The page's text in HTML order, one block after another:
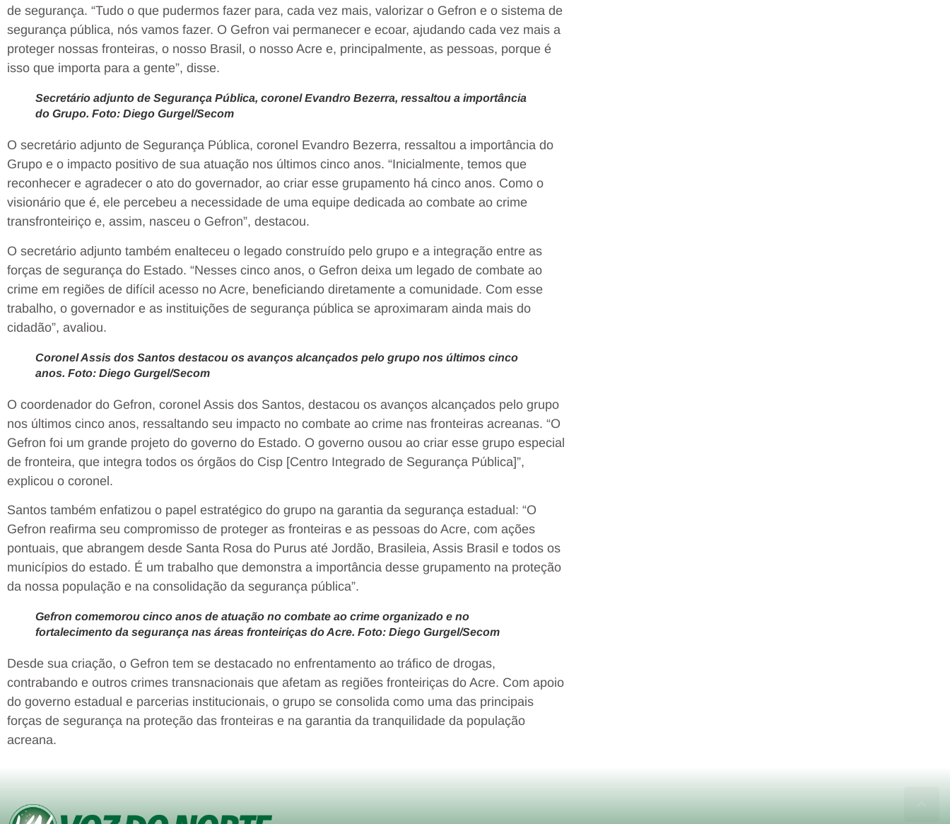
de segurança. “Tudo o que pudermos fazer para, cada vez mais, valorizar o Gefron e o sistema de
segurança pública, nós vamos fazer. O Gefron vai permanecer e ecoar, ajudando cada vez mais a
proteger nossas fronteiras, o nosso Brasil, o nosso Acre e, principalmente, as pessoas, porque é
isso que importa para a gente”, disse.
Secretário adjunto de Segurança Pública, coronel Evandro Bezerra, ressaltou a importância
do Grupo. Foto: Diego Gurgel/Secom
O secretário adjunto de Segurança Pública, coronel Evandro Bezerra, ressaltou a importância do
Grupo e o impacto positivo de sua atuação nos últimos cinco anos. “Inicialmente, temos que
reconhecer e agradecer o ato do governador, ao criar esse grupamento há cinco anos. Como o
visionário que é, ele percebeu a necessidade de uma equipe dedicada ao combate ao crime
transfronteiriço e, assim, nasceu o Gefron”, destacou.
O secretário adjunto também enalteceu o legado construído pelo grupo e a integração entre as
forças de segurança do Estado. “Nesses cinco anos, o Gefron deixa um legado de combate ao
crime em regiões de difícil acesso no Acre, beneficiando diretamente a comunidade. Com esse
trabalho, o governador e as instituições de segurança pública se aproximaram ainda mais do
cidadão”, avaliou.
Coronel Assis dos Santos destacou os avanços alcançados pelo grupo nos últimos cinco
anos. Foto: Diego Gurgel/Secom
O coordenador do Gefron, coronel Assis dos Santos, destacou os avanços alcançados pelo grupo
nos últimos cinco anos, ressaltando seu impacto no combate ao crime nas fronteiras acreanas. “O
Gefron foi um grande projeto do governo do Estado. O governo ousou ao criar esse grupo especial
de fronteira, que integra todos os órgãos do Cisp [Centro Integrado de Segurança Pública]”,
explicou o coronel.
Santos também enfatizou o papel estratégico do grupo na garantia da segurança estadual: “O
Gefron reafirma seu compromisso de proteger as fronteiras e as pessoas do Acre, com ações
pontuais, que abrangem desde Santa Rosa do Purus até Jordão, Brasileia, Assis Brasil e todos os
municípios do estado. É um trabalho que demonstra a importância desse grupamento na proteção
da nossa população e na consolidação da segurança pública”.
Gefron comemorou cinco anos de atuação no combate ao crime organizado e no
fortalecimento da segurança nas áreas fronteiriças do Acre. Foto: Diego Gurgel/Secom
Desde sua criação, o Gefron tem se destacado no enfrentamento ao tráfico de drogas,
contrabando e outros crimes transnacionais que afetam as regiões fronteiriças do Acre. Com apoio
do governo estadual e parcerias institucionais, o grupo se consolida como uma das principais
forças de segurança na proteção das fronteiras e na garantia da tranquilidade da população
acreana.